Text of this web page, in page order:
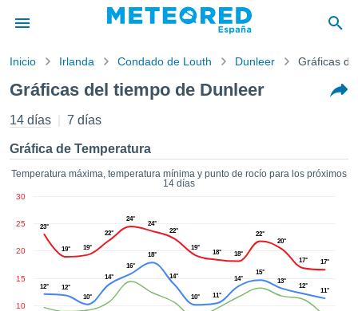
de
por
para
que la
que se
a este
las
forma
Inicio Irlanda Condado de Louth Dunleer Gráficas
Gráficas del tiempo de Dunleer
14 días 7 días
Gráfica de Temperatura
Temperatura máxima, temperatura mínima y punto de rocío para los próximos
14 días
10
15
20
25
30
23°
19° 19°
22°
24°
24°
22°
19°
18° 18°
22°
20°
17° 17°
12°
12°
10°
14°
16°
18°
14°
10° 11°
14°
15°
13°
12°
11°